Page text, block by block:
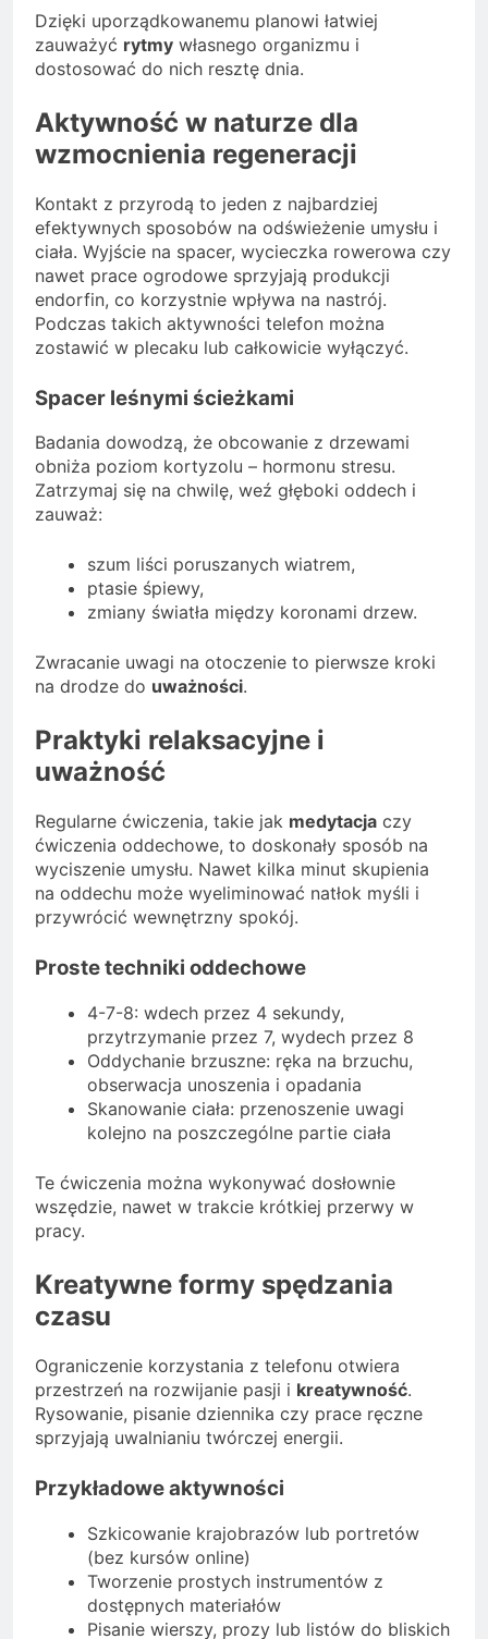
Dzięki uporządkowanemu planowi łatwiej
zauważyć rytmy własnego organizmu i
dostosować do nich resztę dnia.
Aktywność w naturze dla
wzmocnienia regeneracji
Kontakt z przyrodą to jeden z najbardziej
efektywnych sposobów na odświeżenie umysłu i
ciała. Wyjście na spacer, wycieczka rowerowa czy
nawet prace ogrodowe sprzyjają produkcji
endorfin, co korzystnie wpływa na nastrój.
Podczas takich aktywności telefon można
zostawić w plecaku lub całkowicie wyłączyć.
Spacer leśnymi ścieżkami
Badania dowodzą, że obcowanie z drzewami
obniża poziom kortyzolu – hormonu stresu.
Zatrzymaj się na chwilę, weź głęboki oddech i
zauważ:
szum liści poruszanych wiatrem,
ptasie śpiewy,
zmiany światła między koronami drzew.
Zwracanie uwagi na otoczenie to pierwsze kroki
na drodze do uważności.
Praktyki relaksacyjne i
uważność
Regularne ćwiczenia, takie jak medytacja czy
ćwiczenia oddechowe, to doskonały sposób na
wyciszenie umysłu. Nawet kilka minut skupienia
na oddechu może wyeliminować natłok myśli i
przywrócić wewnętrzny spokój.
Proste techniki oddechowe
4-7-8: wdech przez 4 sekundy,
przytrzymanie przez 7, wydech przez 8
Oddychanie brzuszne: ręka na brzuchu,
obserwacja unoszenia i opadania
Skanowanie ciała: przenoszenie uwagi
kolejno na poszczególne partie ciała
Te ćwiczenia można wykonywać dosłownie
wszędzie, nawet w trakcie krótkiej przerwy w
pracy.
Kreatywne formy spędzania
czasu
Ograniczenie korzystania z telefonu otwiera
przestrzeń na rozwijanie pasji i kreatywność.
Rysowanie, pisanie dziennika czy prace ręczne
sprzyjają uwalnianiu twórczej energii.
Przykładowe aktywności
Szkicowanie krajobrazów lub portretów
(bez kursów online)
Tworzenie prostych instrumentów z
dostępnych materiałów
Pisanie wierszy, prozy lub listów do bliskich